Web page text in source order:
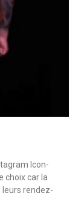
Icon-
choix car la
rendez-